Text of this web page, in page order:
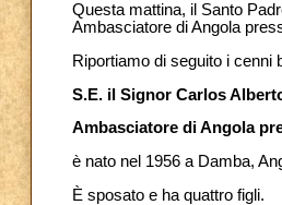
Questa mattina, il Santo
Ambasciatore di Angola
Riportiamo di seguito i cenni
S.E. il Signor Carlos
Ambasciatore di Angola
è nato nel 1956 a Damba,
È sposato e ha quattro figli.